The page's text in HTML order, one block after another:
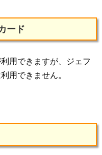
ード
用できますが、ジェフ
用できません。